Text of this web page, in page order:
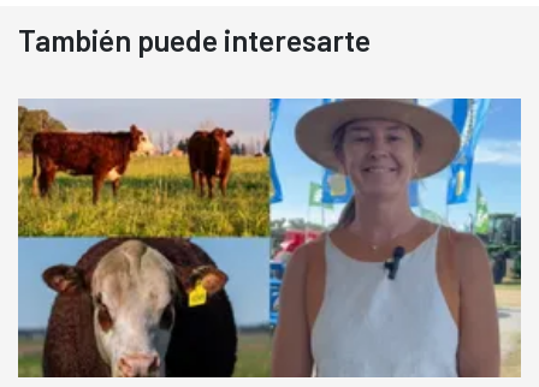
También puede interesarte